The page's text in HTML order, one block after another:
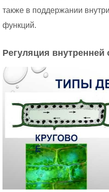
также в поддержании
функций.
Регуляция внутренней